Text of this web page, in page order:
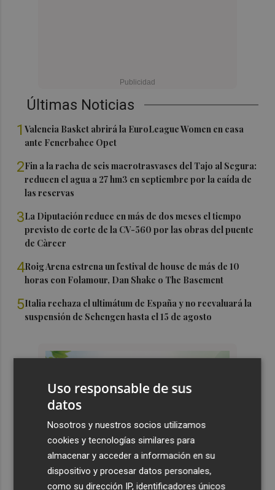
Últimas Noticias
1Valencia Basket abrirá la EuroLeague Women en casa
ante Fenerbahce Opet
2Fin a la racha de seis macrotrasvases del Tajo al Segura:
reducen el agua a 27 hm3 en septiembre por la caída de
las reservas
3La Diputación reduce en más de dos meses el tiempo
previsto de corte de la CV-560 por las obras del puente
de Càrcer
4Roig Arena estrena un festival de house de más de 10
horas con Folamour, Dan Shake o The Basement
5Italia rechaza el ultimátum de España y no reevaluará la
suspensión de Schengen hasta el 15 de agosto
Uso responsable de sus
datos
Nosotros y nuestros socios utilizamos
cookies y tecnologías similares para
almacenar y acceder a información en su
dispositivo y procesar datos personales,
como su dirección IP, identificadores únicos